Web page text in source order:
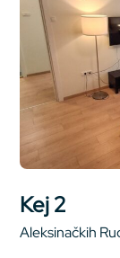
Kej 2
Aleksinačkih